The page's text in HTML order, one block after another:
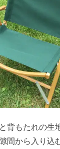
背もたれの生
間から入り込